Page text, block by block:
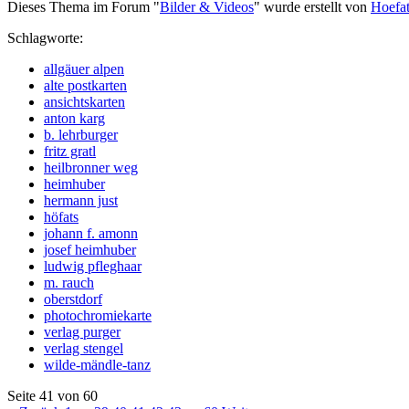
Dieses Thema im Forum "Bilder & Videos" wurde erstellt von
Schlagworte:
allgäuer alpen
alte postkarten
ansichtskarten
anton karg
b. lehrburger
fritz gratl
heilbronner weg
heimhuber
hermann just
höfats
johann f. amonn
josef heimhuber
ludwig pfleghaar
m. rauch
oberstdorf
photochromiekarte
verlag purger
verlag stengel
wilde-mändle-tanz
Seite 41 von 60